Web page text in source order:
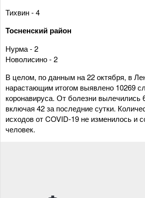
Тихвин - 4
Тосненский район
Нурма - 2
Новолисино - 2
В целом, по данным на 22 октября, в
нарастающим итогом выявлено 10269
коронавируса. От болезни вылечились
включая 42 за последние сутки.
исходов от COVID-19 не изменилось и
человек.